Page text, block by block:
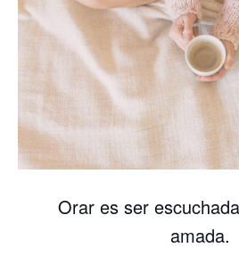
Orar es ser
amada.